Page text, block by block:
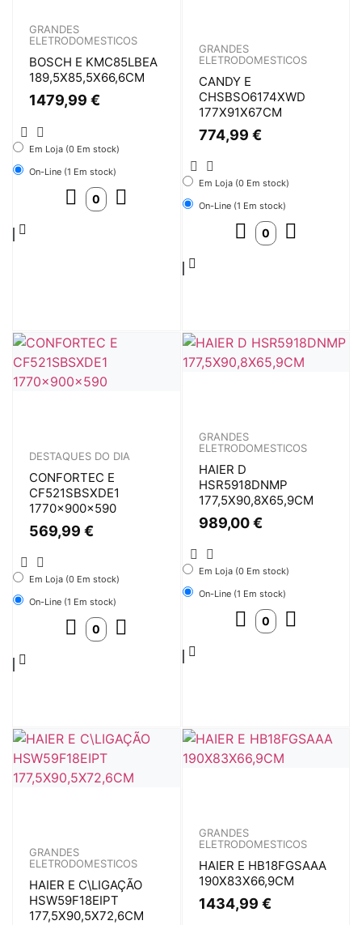
GRANDES
ELETRODOMESTICOS
BOSCH E KMC85LBEA
189,5X85,5X66,6CM
1479,99 €
Em Loja (0 Em stock)
On-Line (1 Em stock)
GRANDES
ELETRODOMESTICOS
CANDY E
CHSBSO6174XWD
177X91X67CM
774,99 €
Em Loja (0 Em stock)
On-Line (1 Em stock)
DESTAQUES DO DIA
CONFORTEC E
CF521SBSXDE1
1770x900x590
569,99 €
Em Loja (0 Em stock)
On-Line (1 Em stock)
GRANDES
ELETRODOMESTICOS
HAIER D
HSR5918DNMP
177,5X90,8X65,9CM
989,00€
Em Loja (0 Em stock)
On-Line (1 Em stock)
GRANDES
ELETRODOMESTICOS
HAIER E C\LIGAÇÃO
HSW59F18EIPT
177,5X90,5X72,6CM
GRANDES
ELETRODOMESTICOS
HAIER E HB18FGSAAA
190X83X66,9CM
1434,99 €